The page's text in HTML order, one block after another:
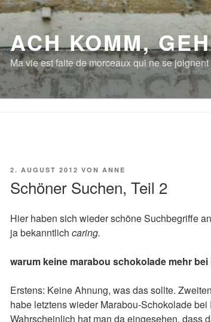
ACH KOMM,
Ma vie est faite de morceaux qui ne se
VERÖFFENTLICHT
2. AUGUST 2012 VON ANNE
Schöner Suchen, Teil 2
Hier haben sich wieder schöne Suchbegriffe
ja bekanntlich caring.
warum keine marabou schokolade mehr bei
Erstens: Keine Ahnung, was das sollte.
habe letztens wieder Marabou-Schokolade bei
Wahrscheinlich hat man da eingesehen, dass